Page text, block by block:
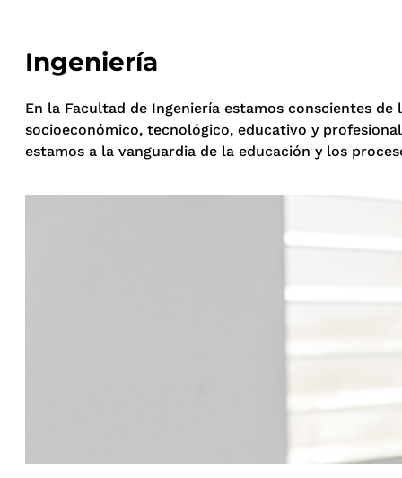
Ingeniería
En la Facultad de Ingeniería estamos conscientes
socioeconómico, tecnológico, educativo y
estamos a la vanguardia de la educación y los